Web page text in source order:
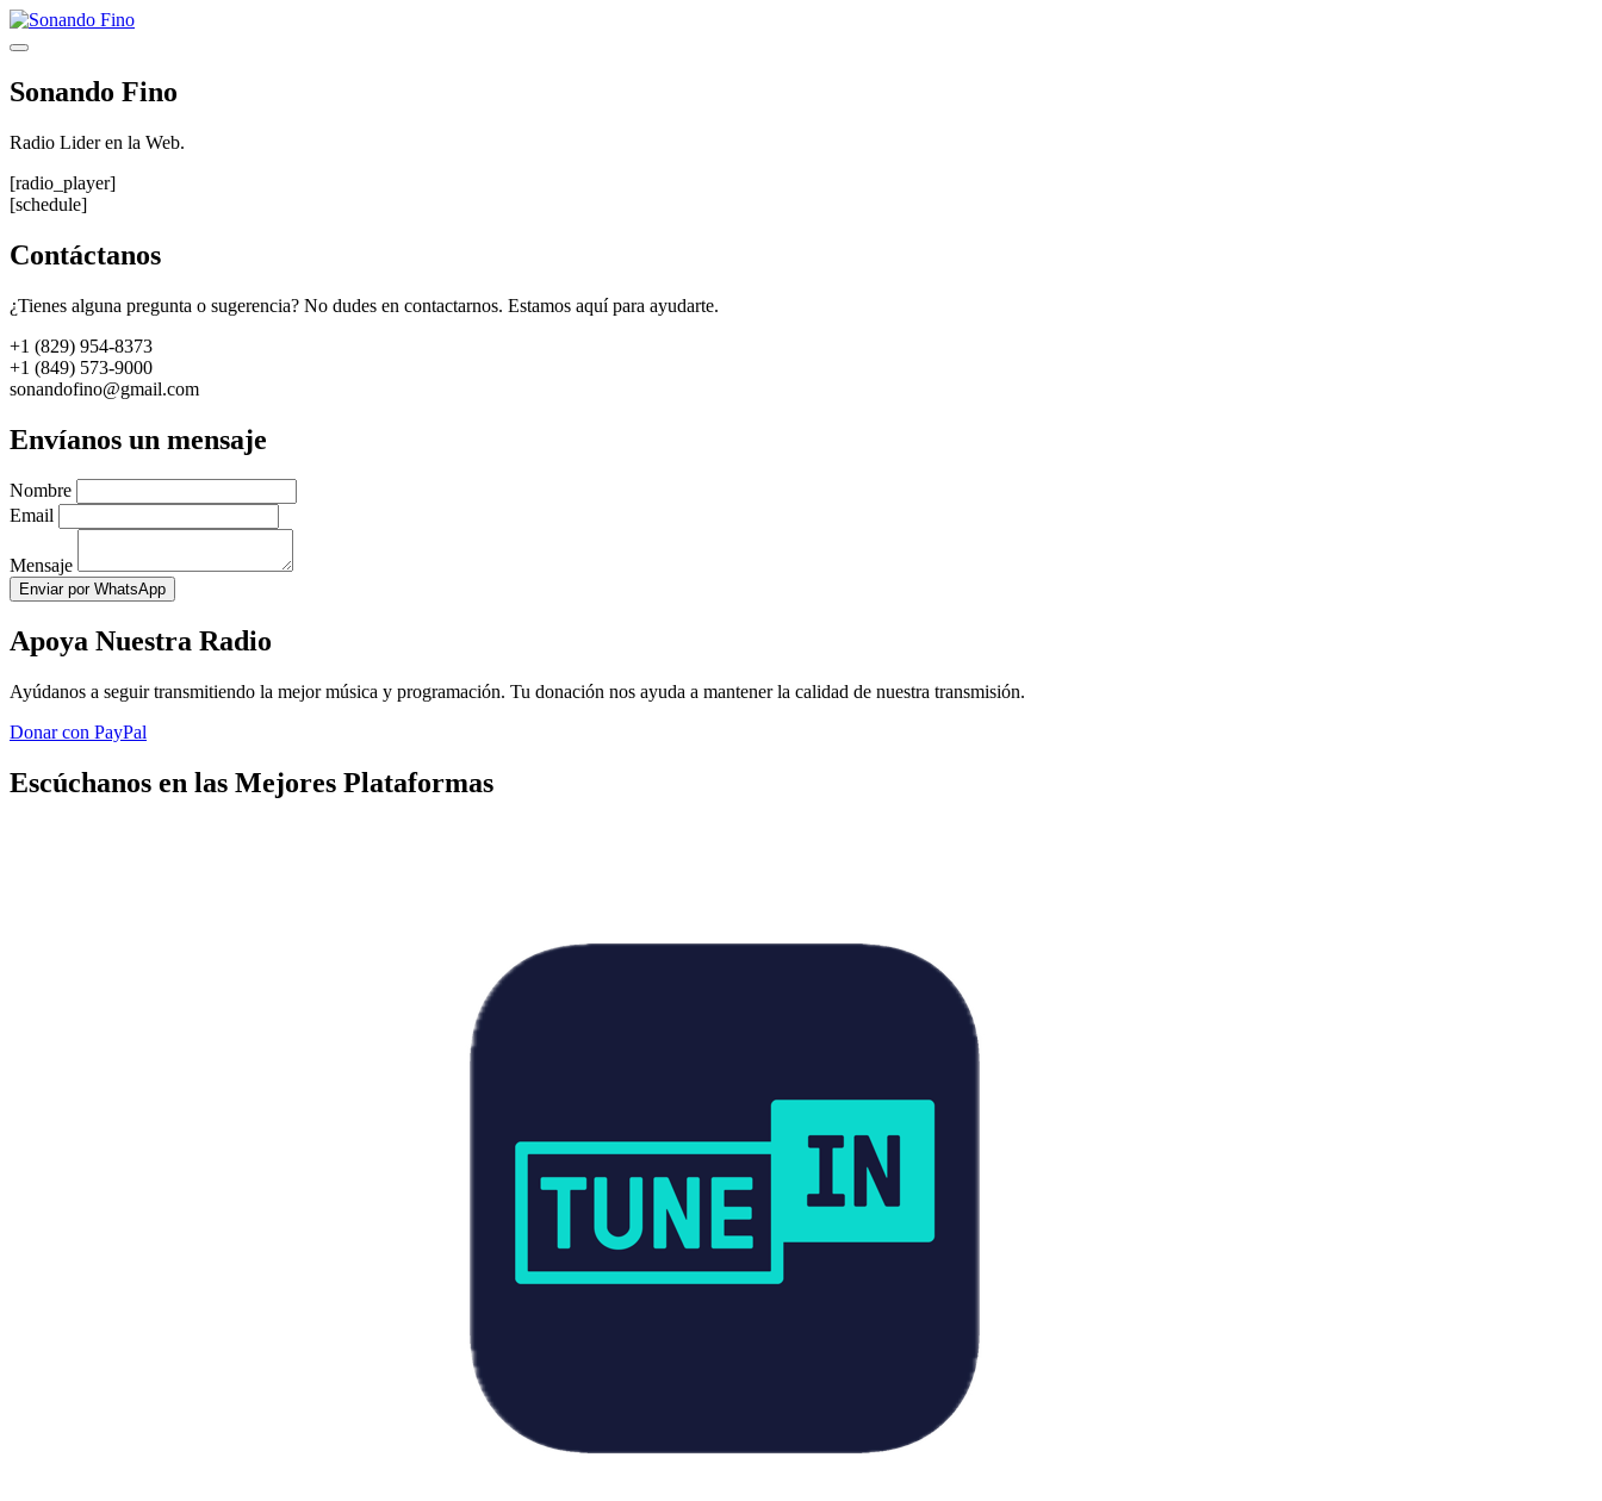
Saltar
al
Menú
Sonando Fino
Radio Lider en la Web.
[radio_player]
[schedule]
Contáctanos
¿Tienes alguna pregunta o sugerencia? No dudes en contactarnos. Estamos aquí para ayudarte.
+1 (829) 954-8373
+1 (849) 573-9000
sonandofino@gmail.com
Envíanos un mensaje
Nombre
Email
Mensaje
Enviar por WhatsApp
Apoya Nuestra Radio
Ayúdanos a seguir transmitiendo la mejor música y programación. Tu donación nos ayuda a mantener la calidad de nuestra transmisión.
Donar con PayPal
Escúchanos en las Mejores Plataformas